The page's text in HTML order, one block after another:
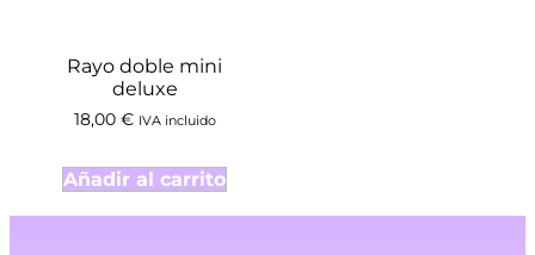
Rayo doble mini
deluxe
18,00 € IVA incluido
Añadir al carrito